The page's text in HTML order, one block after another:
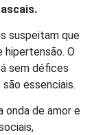
suspeitam que
hipertensão. O
sem défices
essenciais.
onda de amor e